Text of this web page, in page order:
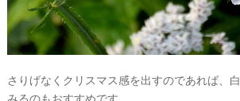
さりげなくクリスマス感を出すのであれば、
D
R
E
S
S
公
式